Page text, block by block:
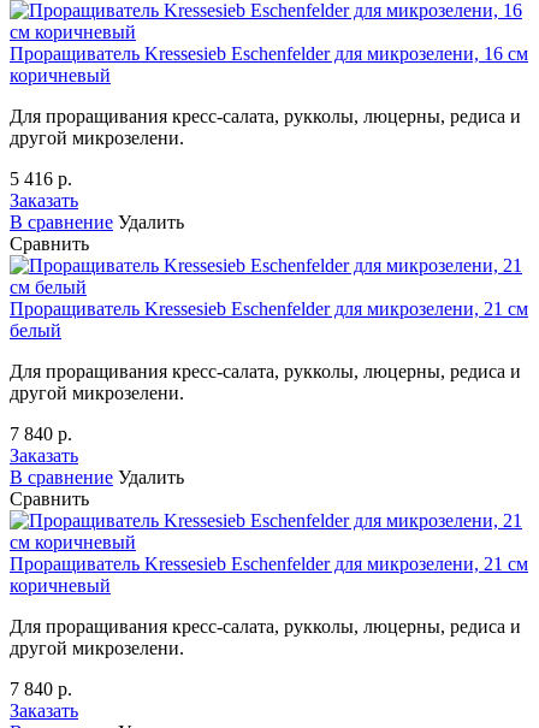
Проращиватель Kressesieb Eschenfelder для микрозелени, 16 см
коричневый
Для проращивания кресс-салата, рукколы, люцерны, редиса и
другой микрозелени.
5 416 р.
Заказать
В сравнение Удалить
Сравнить
Проращиватель Kressesieb Eschenfelder для микрозелени, 21 см
белый
Для проращивания кресс-салата, рукколы, люцерны, редиса и
другой микрозелени.
7 840 р.
Заказать
В сравнение Удалить
Сравнить
Проращиватель Kressesieb Eschenfelder для микрозелени, 21 см
коричневый
Для проращивания кресс-салата, рукколы, люцерны, редиса и
другой микрозелени.
7 840 р.
Заказать